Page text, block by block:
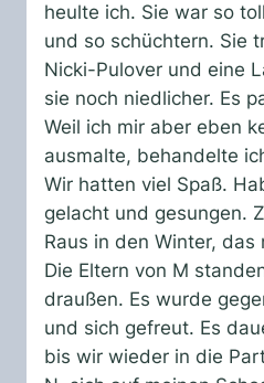
heulte ich. Sie war so
und so schüchtern. Sie
Nicki-Pulover und eine
sie noch niedlicher. Es
Weil ich mir aber eben
ausmalte, behandelte
Wir hatten viel Spaß.
gelacht und gesungen.
Raus in den Winter,
Die Eltern von M
draußen. Es wurde
und sich gefreut. Es
bis wir wieder in die